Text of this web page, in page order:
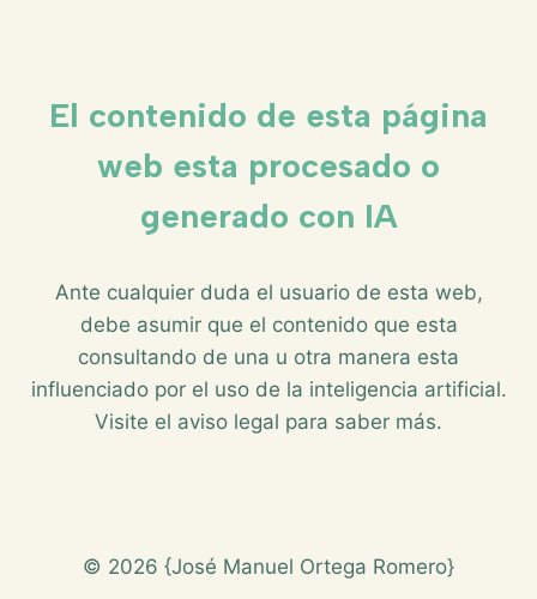
El contenido de esta página
web esta procesado o
generado con IA
Ante cualquier duda el usuario de esta web,
debe asumir que el contenido que esta
consultando de una u otra manera esta
influenciado por el uso de la inteligencia artificial.
Visite el aviso legal para saber más.
© 2026 {José Manuel Ortega Romero}